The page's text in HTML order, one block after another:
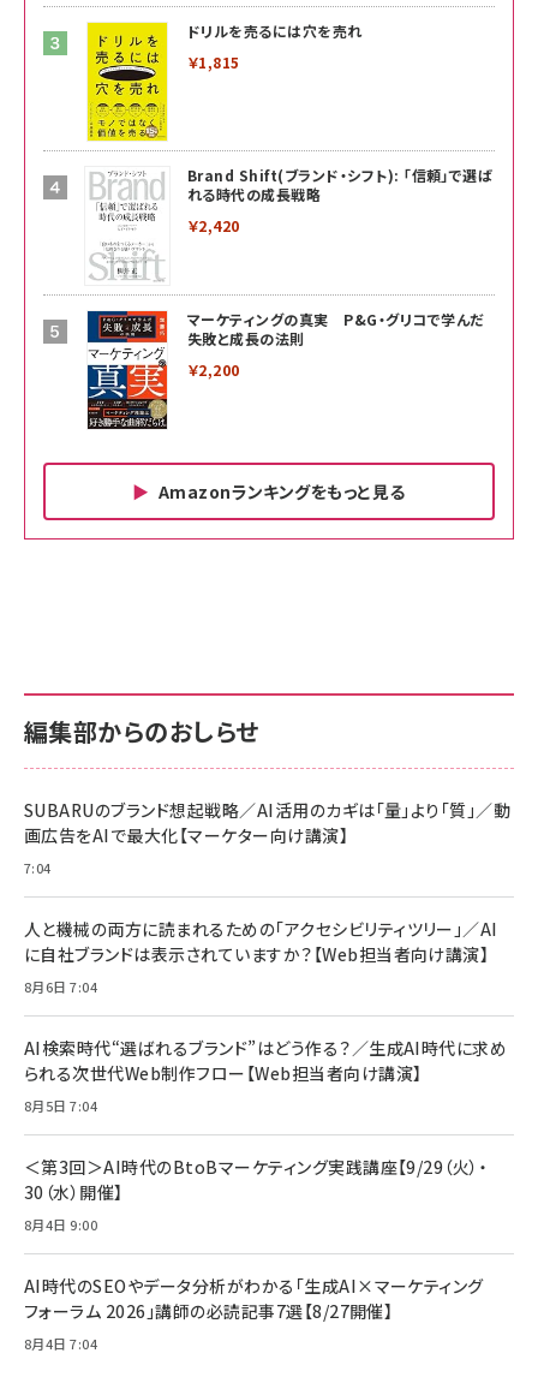
ドリルを売るには穴を売れ
￥1,815
Brand Shift(ブランド・シフト): 「信頼」で選ば
れる時代の成長戦略
￥2,420
マーケティングの真実 P&G・グリコで学んだ
失敗と成長の法則
￥2,200
Amazonランキングをもっと見る
￥880
anan(アンアン)2026/06/24号 No.2500増
刊 スペシャルエディション[王道エンタメの矜
￥1,100
No.2502[2026年後半、あなたの恋と運命／山
￥880
内サポート正規品 メーカー保証5年
KLMEA128G
NIMASO ガラスフィルム iPhone 17 用 保護
止 貼りやすい ガイド枠付き いPhone17 (6.3
インチ) 対応 2枚セット DSP25F1698
￥1,599
【New】Amazon Fire TV Stick HD | 手軽に
ディアプレイヤー
￥6,980
Anker Soundcore P31i (Bluetooth 6.1)
【完全ワイヤレスイヤホン/アクティブノイズキャ
ンセリング/マルチポイント接続 / 最大50時間
再生 / PSE技術基準適合】ブラック
￥5,990
Anker PowerLine III Flow USB-C & USB-
C ケーブル Anker絡まないケーブル 240W 結
束バンド付き USB PD対応 シリコン素材採用
Amazonランキングをもっと見る
内サポート正規品 メーカー保証5年
KLMEA128G
Amazon eギフトカード - Amazonロゴ - ク
￥5,000
C ケーブル Anker絡まないケーブル 240W 結
iPhone 17 / 16 / 15 / Galaxy iPad Pro
MacBook Pro/Air 各種対応 (1.8m ミッドナ
イトブラック)
￥1,890
本
￥4,192
ヤセラーキャンペーン】
￥4,857
Amazonランキングをもっと見る
編集部からのおしらせ
SUBARUのブランド想起戦略／AI活用のカギは「量」より「質」／動
画広告をAIで最大化【マーケター向け講演】
7:04
人と機械の両方に読まれるための「アクセシビリティツリー」／AI
に自社ブランドは表示されていますか？【Web担当者向け講演】
8月6日 7:04
AI検索時代“選ばれるブランド”はどう作る？／生成AI時代に求め
られる次世代Web制作フロー【Web担当者向け講演】
8月5日 7:04
＜第3回＞AI時代のBtoBマーケティング実践講座【9/29（火）・
30（水）開催】
8月4日 9:00
AI時代のSEOやデータ分析がわかる「生成AI×マーケティング
フォーラム 2026」講師の必読記事7選【8/27開催】
8月4日 7:04